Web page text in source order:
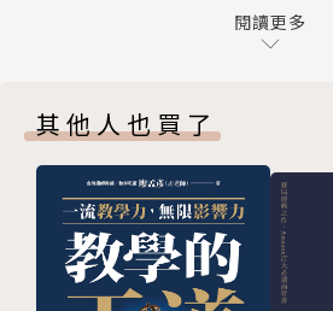
席策略分析師，從事日股基金經
在本書，窪田真之濃縮逾25年
嚴選60題，一次全公開看線圖選
看懂並確實運用技術線圖，練就
力，放大你的投資獲利，長期賺
【Q08】 該賣的是有獲利的股票
【Q10】 搭上股價發動的第一班
專欄1｜簡單的心理測驗，判斷短
【第2章】看懂移動平均線
【Q11】 線型緩緩上升
【Q12】 線型緩緩下降
【Q13】 好消息跟壞消息
閱讀更多
其他人也買了